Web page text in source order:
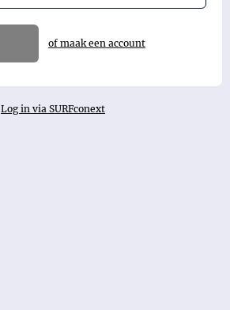
of maak een account
Log in via SURFconext